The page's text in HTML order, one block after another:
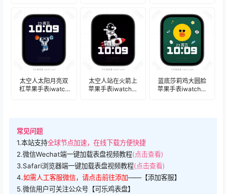
太空人太阳月亮双
杠苹果手表iwatch
太空人站在火箭上
苹果手表iwatch壁
蓝底莎莉鸡大圆脸
苹果手表iwatch壁
常见问题
1.本站支持全球节点加速，在线下载方便快捷
2.微信Wechat端一键加载表盘视频教程(点击查看)
3.Safari浏览器端一键加载表盘视频教程(点击查看)
4.如需人工客服微信，请点击前往添加——【添加客服】
5.微信用户可关注公众号【可乐鸡表盘】